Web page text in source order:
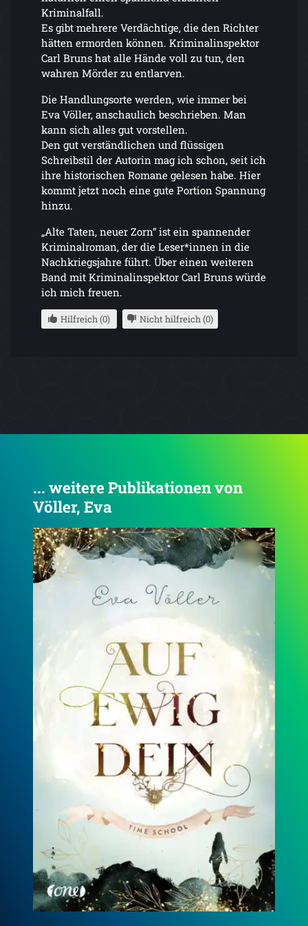
Kriminalfall.
Es gibt mehrere Verdächtige, die den Richter
hätten ermorden können. Kriminalinspektor
Carl Bruns hat alle Hände voll zu tun, den
wahren Mörder zu entlarven.
Die Handlungsorte werden, wie immer bei
Eva Völler, anschaulich beschrieben. Man
kann sich alles gut vorstellen.
Den gut verständlichen und flüssigen
Schreibstil der Autorin mag ich schon, seit ich
ihre historischen Romane gelesen habe. Hier
kommt jetzt noch eine gute Portion Spannung
hinzu.
„Alte Taten, neuer Zorn“ ist ein spannender
Kriminalroman, der die Leser*innen in die
Nachkriegsjahre führt. Über einen weiteren
Band mit Kriminalinspektor Carl Bruns würde
ich mich freuen.
Hilfreich (0) Nicht hilfreich (0)
... weitere Publikationen von
Völler, Eva